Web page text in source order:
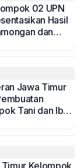
02 UPN
Hasil
dan
Jawa Timur
Tani dan Ibu
Timur Kelompok